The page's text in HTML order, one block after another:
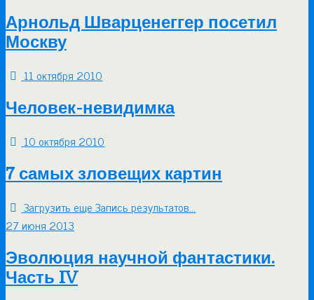
Арнольд Шварценеггер посетил
Москву
11 октября 2010
Человек-невидимка
10 октября 2010
7 самых зловещих картин
Загрузить еще Запись результатов…
27 июня 2013
Эволюция научной фантастики.
Часть IV